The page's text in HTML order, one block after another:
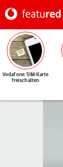
Vodafone: SIM-Karte
freischalten